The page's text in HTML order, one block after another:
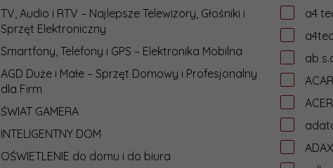
TV, Audio i RTV – Najlepsze Telewizory, Głośniki i
Sprzęt Elektroniczny
Smartfony, Telefony i GPS – Elektronika Mobilna
AGD Duże i Małe – Sprzęt Domowy i Profesjonalny
dla Firm
ŚWIAT GAMERA
INTELIGENTNY DOM
OŚWIETLENIE do domu i do biura
a4
ab
ACAR
ACER
ADAX